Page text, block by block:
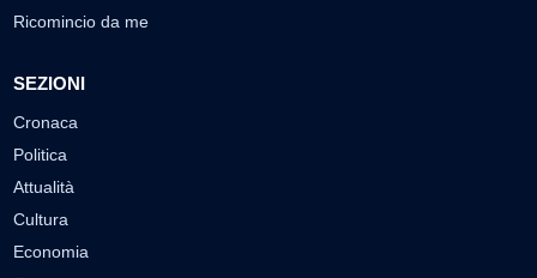
Ricomincio da me
SEZIONI
Cronaca
Politica
Attualità
Cultura
Economia